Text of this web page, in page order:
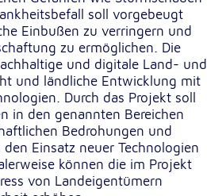
soll vorgebeugt
Einbußen zu verringern und
zu ermöglichen. Die
und digitale Land- und
und ländliche Entwicklung mit
Durch das Projekt soll
in den genannten Bereichen
Bedrohungen und
Einsatz neuer Technologien
können die im Projekt
von Landeigentümern